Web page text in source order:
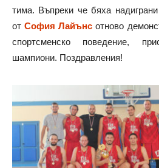
тима. Въпреки че бяха
отСофия Лайънс отново
спортсменско поведение,
шампиони. Поздравления!